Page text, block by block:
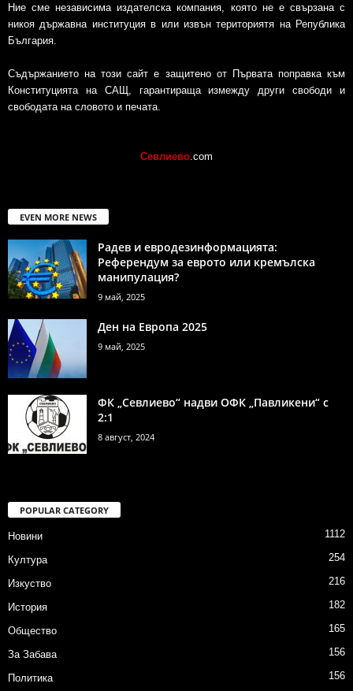
Ние сме независима издателска компания, която не е свързана с
никоя държавна институция в или извън териториятя на Република
България.
Съдържанието на този сайт е защитено от Първата поправка към
Конституцията на САЩ, гарантираща измежду други свободи и
свободата на словото и печата.
Севлиево .com
EVEN MORE NEWS
Радев и евродезинформацията:
Референдум за еврото или кремълска
манипулация?
9 май, 2025
Ден на Европа 2025
9 май, 2025
ФК „Севлиево“ надви ОФК „Павликени“ с
2:1
8 август, 2024
POPULAR CATEGORY
Новини 1112
Култура 254
Изкуство 216
История 182
Общество 165
За Забава 156
Политика 156